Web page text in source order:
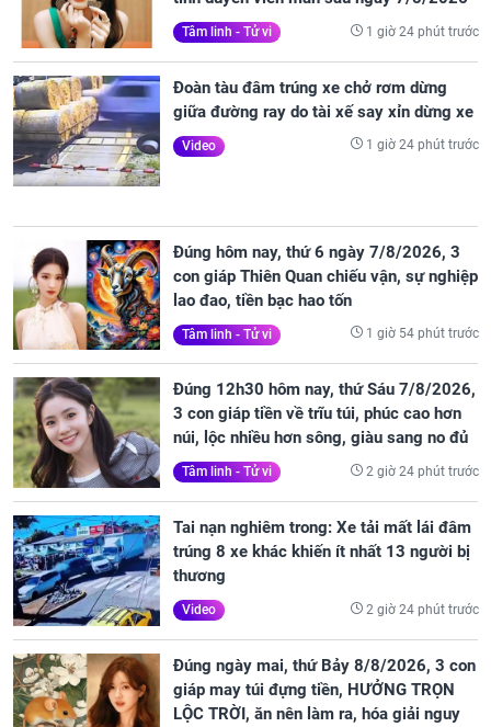
Tâm linh - Tử vi 1 giờ 24 phút trước
Đoàn tàu đâm trúng xe chở rơm dừng
giữa đường ray do tài xế say xỉn dừng xe
Video 1 giờ 24 phút trước
Đúng hôm nay, thứ 6 ngày 7/8/2026, 3
con giáp Thiên Quan chiếu vận, sự nghiệp
lao đao, tiền bạc hao tốn
Tâm linh - Tử vi 1 giờ 54 phút trước
Đúng 12h30 hôm nay, thứ Sáu 7/8/2026,
3 con giáp tiền về trĩu túi, phúc cao hơn
núi, lộc nhiều hơn sông, giàu sang no đủ
Tâm linh - Tử vi 2 giờ 24 phút trước
Tai nạn nghiêm trong: Xe tải mất lái đâm
trúng 8 xe khác khiến ít nhất 13 người bị
thương
Video 2 giờ 24 phút trước
Đúng ngày mai, thứ Bảy 8/8/2026, 3 con
giáp may túi đựng tiền, HƯỞNG TRỌN
LỘC TRỜI, ăn nên làm ra, hóa giải nguy